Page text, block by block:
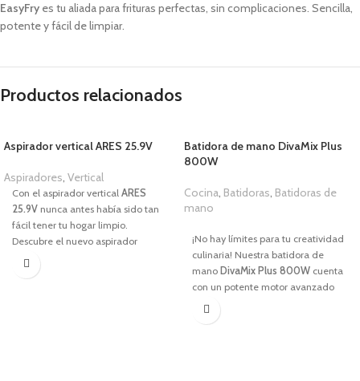
EasyFry es tu aliada para frituras perfectas, sin complicaciones. Sencilla,
potente y fácil de limpiar.
Productos relacionados
Aspirador vertical ARES 25.9V
Aspiradores, Vertical
Con el aspirador vertical ARES
25.9V nunca antes había sido tan
fácil tener tu hogar limpio.
Descubre el nuevo aspirador
vertical sin cable 2 en 1
25.9 V.
Batidora de mano DivaMix Plus
800W
Cocina, Batidoras, Batidoras de
mano
¡No hay límites para tu creatividad
culinaria! Nuestra batidora de
mano DivaMix Plus 800W cuenta
con un potente motor avanzado
que te brinda un rendimiento
excepcional y resultados óptimos